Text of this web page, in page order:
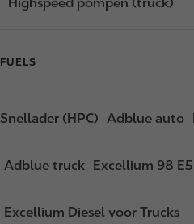
Highspeed pompen (truck)
FUELS
Snellader (HPC) Adblue auto
Adblue truck Excellium 98 E5
Excellium Diesel voor Trucks